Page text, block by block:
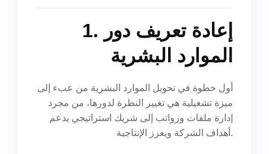
1. إعادة تعريف دور
الموارد البشرية
أول خطوة في تحويل الموارد البشرية من عبء إلى
ميزة تشغيلية هي تغيير النظرة لدورها، من مجرد
إدارة ملفات ورواتب إلى شريك استراتيجي يدعم
أهداف الشركة ويعزز الإنتاجية.